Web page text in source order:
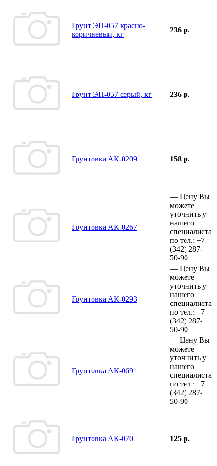
Грунт ЭП-057 красно-
коричневый, кг
236 р.
Грунт ЭП-057 серый, кг 236 р.
Грунтовка АК-0209 158 р.
Грунтовка АК-0267
— Цену Вы
можете
уточнить у
нашего
специалиста
по тел.: +7
(342) 287-
50-90
Грунтовка АК-0293
— Цену Вы
можете
уточнить у
нашего
специалиста
по тел.: +7
(342) 287-
50-90
Грунтовка АК-069
— Цену Вы
можете
уточнить у
нашего
специалиста
по тел.: +7
(342) 287-
50-90
Грунтовка АК-070 125 р.